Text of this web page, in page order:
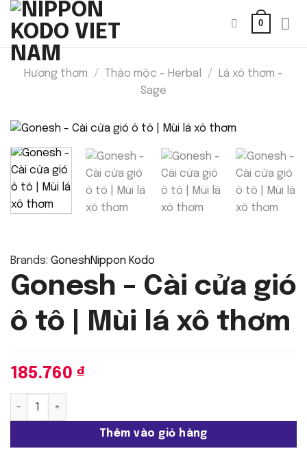
Bỏ
qua
nội
dung
0
Hương thơm / Thảo mộc - Herbal /
Lá xô thơm -
Sage
Brands: GoneshNippon Kodo
Gonesh – Cài cửa gió
ô tô | Mùi lá xô thơm
185.760 ₫
Gonesh - Cài cửa gió ô tô | Mùi lá xô thơm số lượng
Thêm vào giỏ hàng